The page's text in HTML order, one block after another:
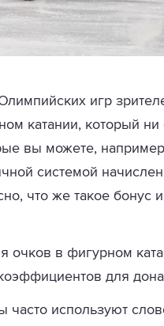
игр
катании, который
вы можете,
системой
что же такое бонус
очков в фигурном
для
часто используют